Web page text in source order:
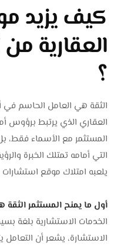
كيف يزيد
العقارية
؟
الثقة هي العامل الحاسم
العقاري الذي يرتبط برؤوس
المستثمر مع الأسماء فقط،
التي أمامه تمتلك الخبرة
يلعبه امتلاك موقع
أول ما يمنح المستثمر
الخدمات الاستشارية بلغة
الاستشارة، يشعر أن